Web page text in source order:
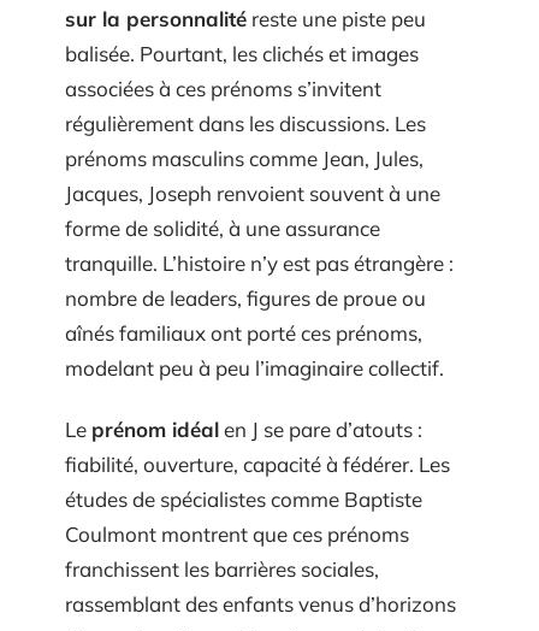
sur la personnalité reste une piste peu
balisée. Pourtant, les clichés et images
associées à ces prénoms s’invitent
régulièrement dans les discussions. Les
prénoms masculins comme Jean, Jules,
Jacques, Joseph renvoient souvent à une
forme de solidité, à une assurance
tranquille. L’histoire n’y est pas étrangère :
nombre de leaders, figures de proue ou
aînés familiaux ont porté ces prénoms,
modelant peu à peu l’imaginaire collectif.
Le prénom idéalen J se pare d’atouts :
fiabilité, ouverture, capacité à fédérer. Les
études de spécialistes comme Baptiste
Coulmont montrent que ces prénoms
franchissent les barrières sociales,
rassemblant des enfants venus d’horizons